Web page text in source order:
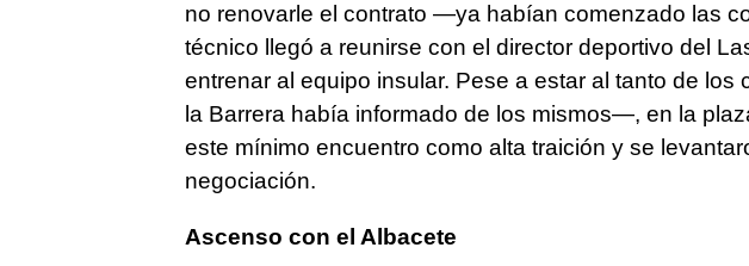
no renovarle el contrato —ya habían comenzado las
técnico llegó a reunirse con el director deportivo del
entrenar al equipo insular. Pese a estar al tanto de
la Barrera había informado de los mismos—, en la
este mínimo encuentro como alta traición y se
negociación.
Ascenso con el Albacete